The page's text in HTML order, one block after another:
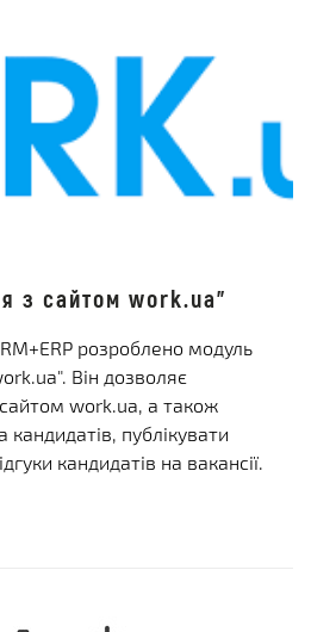
з сайтом work.ua"
розроблено модуль
Він дозволяє
work.ua, а також
кандидатів, публікувати
кандидатів на вакансії.